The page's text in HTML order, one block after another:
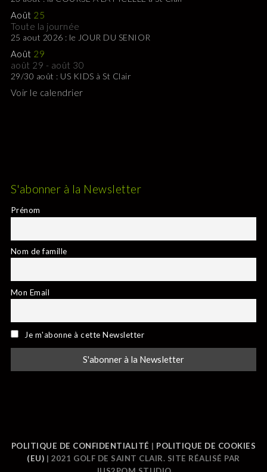
Août 25
Toute la journée
25 aout 2026 : le JOUR DU SENIOR
Août 29
août 29 - août 30
29/30 août : US KIDS à St Clair
Voir le calendrier
S'abonner à la Newsletter
Prénom
Nom de famille
Mon Email
Je m'abonne à cette Newsletter
POLITIQUE DE CONFIDENTIALITÉ | POLITIQUE DE COOKIES
(EU) | 2021 GOLF DE SAINT CLAIR. SITE RÉALISÉ PAR